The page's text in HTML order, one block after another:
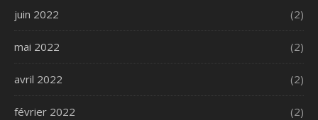
juin 2022 (2)
mai 2022 (2)
avril 2022 (2)
février 2022 (2)